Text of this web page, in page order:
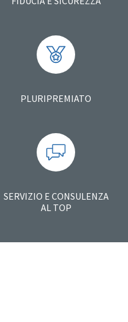
PLURIPREMIATO
SERVIZIO E CONSULENZA
AL TOP